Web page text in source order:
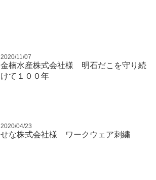
2020/11/07
金楠水産株式会社様 明石だこを守り続
けて１００年
2020/04/23
せな株式会社様 ワークウェア刺繍